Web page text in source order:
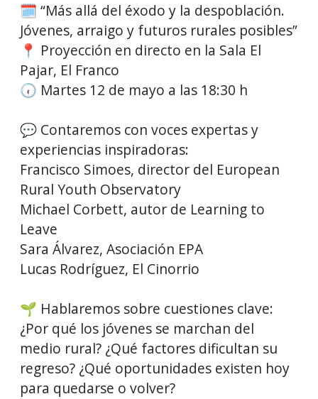
🗓 “Más allá del éxodo y la despoblación.
Jóvenes, arraigo y futuros rurales posibles”
📍 Proyección en directo en la Sala El
Pajar, El Franco
🕡 Martes 12 de mayo a las 18:30 h
💬 Contaremos con voces expertas y
experiencias inspiradoras:
Francisco Simoes, director del European
Rural Youth Observatory
Michael Corbett, autor de Learning to
Leave
Sara Álvarez, Asociación EPA
Lucas Rodríguez, El Cinorrio
🌱 Hablaremos sobre cuestiones clave:
¿Por qué los jóvenes se marchan del
medio rural? ¿Qué factores dificultan su
regreso? ¿Qué oportunidades existen hoy
para quedarse o volver?